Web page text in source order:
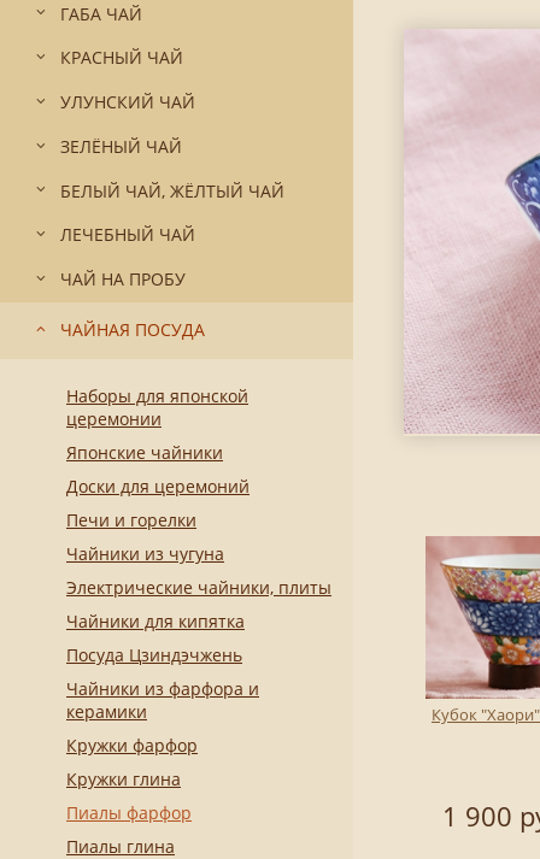
ГАБА ЧАЙ
КРАСНЫЙ ЧАЙ
УЛУНСКИЙ ЧАЙ
ЗЕЛЁНЫЙ ЧАЙ
БЕЛЫЙ ЧАЙ, ЖЁЛТЫЙ ЧАЙ
ЛЕЧЕБНЫЙ ЧАЙ
ЧАЙ НА ПРОБУ
ЧАЙНАЯ ПОСУДА
Наборы для японской
церемонии
Японские чайники
Доски для церемоний
Печи и горелки
Чайники из чугуна
Электрические чайники, плиты
Чайники для кипятка
Посуда Цзиндэчжень
Чайники из фарфора и
керамики
Кружки фарфор
Кружки глина
Пиалы фарфор
Пиалы глина
Кубок
1 900